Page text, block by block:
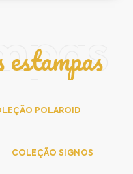
POLAROID
COLEÇÃO SIGNOS